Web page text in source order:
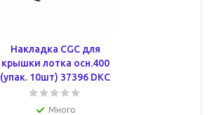
Накладка CGC для
крышки лотка осн.400
(упак. 10шт) 37396 DKC
Много